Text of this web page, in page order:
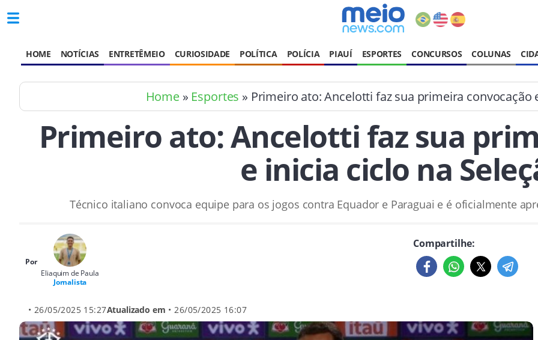
HOME NOTÍCIAS ENTRETÊMEIO CURIOSIDADE POLÍTICA POLÍCIA PIAUÍ ESPORTES CONCURSOS COLUNAS
Home» Esportes » Primeiro ato: Ancelotti faz sua primeira convocação
Primeiro ato: Ancelotti faz sua
e inicia ciclo na
Técnico italiano convoca equipe para os jogos contra Equador e Paraguai e é oficialmente
Por
Eliaquim de Paula
Jornalista
• 26/05/2025 15:27Atualizado em • 26/05/2025 16:07
Compartilhe: